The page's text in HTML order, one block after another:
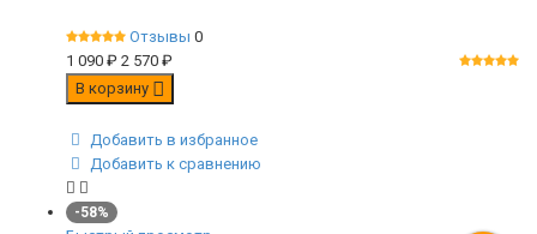
Отзывы 0
1 090 ₽ 2 570 ₽
В корзину
Добавить в избранное
Добавить к сравнению
-58%